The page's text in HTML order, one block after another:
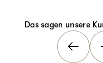
Das sagen unsere